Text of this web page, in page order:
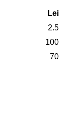
Lei
2.5
100
70